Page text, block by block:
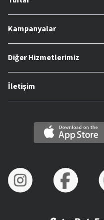
Kampanyalar
Diğer Hizmetlerimiz
İletişim